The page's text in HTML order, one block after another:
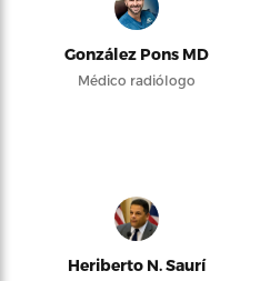
González Pons MD
Médico radiólogo
Heriberto N. Saurí